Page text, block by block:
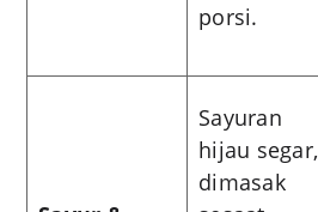
porsi.
Sayuran
hijau segar,
dimasak